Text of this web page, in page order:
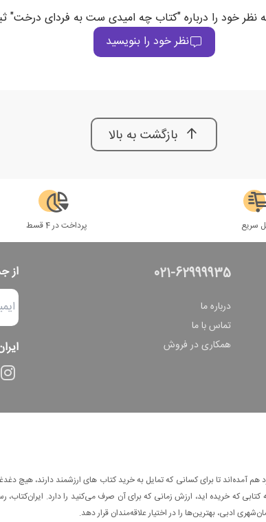
نظر خود را درباره "کتاب چه امیدی ست به فردای درخت"
نظر خود را بنویسید
بازگشت به بالا
سریع پرداخت در 4 قسط
021-62999935
درباره ما
تماس با ما
همکاری در فروش
از
تا برای کسانی که تمایل به خرید کتاب های ارزشمند دارند، هیچ
که خریده اید، ارزش زمانی که برای آن صرف می‌کنید را دارد. ایران‌کتاب،
ادبی، بهترین‌ها را در اختیار علاقه‌مندان قرار دهد.